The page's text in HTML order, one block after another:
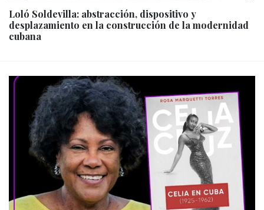
Loló Soldevilla: abstracción, dispositivo y
desplazamiento en la construcción de la modernidad
cubana